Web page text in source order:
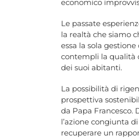
economico
Le passate
la realtà che siamo
essa la sola
contempli la qualità
dei suoi abitanti.
La possibilità di
prospettiva
da Papa Francesco.
l’azione congiunta
recuperare un